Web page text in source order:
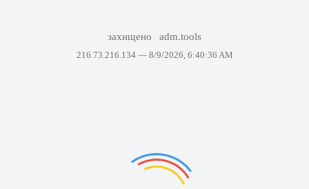
захищено adm.tools
216.73.216.134 — 8/9/2026, 6:40:36 AM